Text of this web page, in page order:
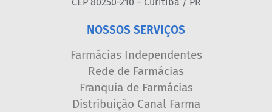
NOSSOS SERVIÇOS
Farmácias Independentes
Rede de Farmácias
Franquia de Farmácias
Distribuição Canal Farma